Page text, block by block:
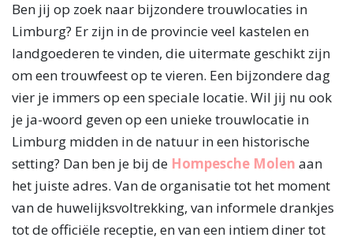
Ben jij op zoek naar bijzondere trouwlocaties in
Limburg? Er zijn in de provincie veel kastelen en
landgoederen te vinden, die uitermate geschikt zijn
om een trouwfeest op te vieren. Een bijzondere dag
vier je immers op een speciale locatie. Wil jij nu ook
je ja-woord geven op een unieke trouwlocatie in
Limburg midden in de natuur in een historische
setting? Dan ben je bij de Hompesche Molen aan
het juiste adres. Van de organisatie tot het moment
van de huwelijksvoltrekking, van informele drankjes
tot de officiële receptie, en van een intiem diner tot